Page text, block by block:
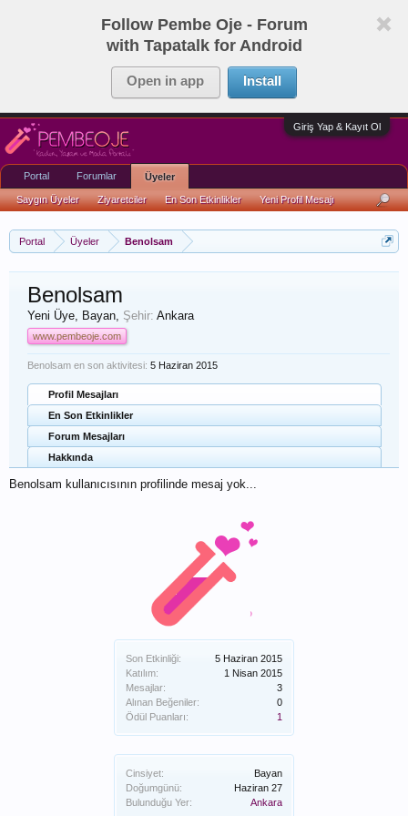
Follow Pembe Oje - Forum
with Tapatalk for Android
Open in app Install
Giriş Yap & Kayıt Ol
Portal Üyeler Benolsam
Son Etkinliği:
5 Haziran 2015
Katılım:
1 Nisan 2015
Mesajlar:
3
Alınan Beğeniler:
0
Ödül Puanları:
1
Cinsiyet:
Bayan
Doğumgünü:
Haziran 27
Bulunduğu Yer:
Ankara
Benolsam
Yeni Üye, Bayan, Şehir: Ankara
www.pembeoje.com
Benolsam en son aktivitesi: 5 Haziran 2015
Profil Mesajları
En Son Etkinlikler
Forum Mesajları
Hakkında
Benolsam kullanıcısının profilinde mesaj yok...
Portal Forumlar Üyeler
Saygın Üyeler Ziyaretciler En Son Etkinlikler Yeni Profil Mesajı